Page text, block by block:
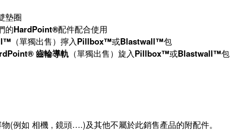
墊圈
的HardPoint®配件配合使用
（單獨出售）擰入Pillbox™或Blastwall™包
齒輪導軌 （單獨出售）旋入Pillbox™或Blastwall™包
(例如 相機 , 鏡頭….)及其他不屬於此銷售產品的附配件。